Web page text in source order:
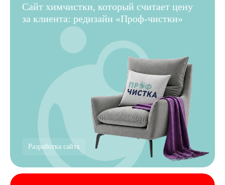
Сайт химчистки, который считает цену
за клиента: редизайн «Проф-чистки»
Разработка сайта